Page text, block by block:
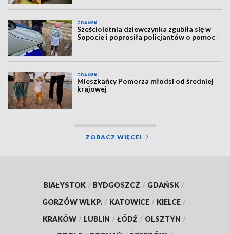
GDAŃSK
Sześcioletnia dziewczynka zgubiła się w
Sopocie i poprosiła policjantów o pomoc
GDAŃSK
Mieszkańcy Pomorza młodsi od średniej
krajowej
ZOBACZ WIĘCEJ
BIAŁYSTOK / BYDGOSZCZ / GDAŃSK /
GORZÓW WLKP. / KATOWICE / KIELCE /
KRAKÓW / LUBLIN / ŁÓDŹ / OLSZTYN /